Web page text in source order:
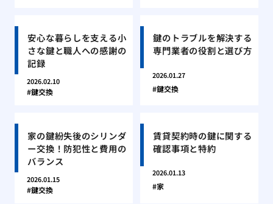
安心な暮らしを支える小
さな鍵と職人への感謝の
記録
2026.02.10
鍵交換
鍵のトラブルを解決する
専門業者の役割と選び方
2026.01.27
鍵交換
家の鍵紛失後のシリンダ
ー交換！防犯性と費用の
バランス
2026.01.15
鍵交換
賃貸契約時の鍵に関する
確認事項と特約
2026.01.13
家